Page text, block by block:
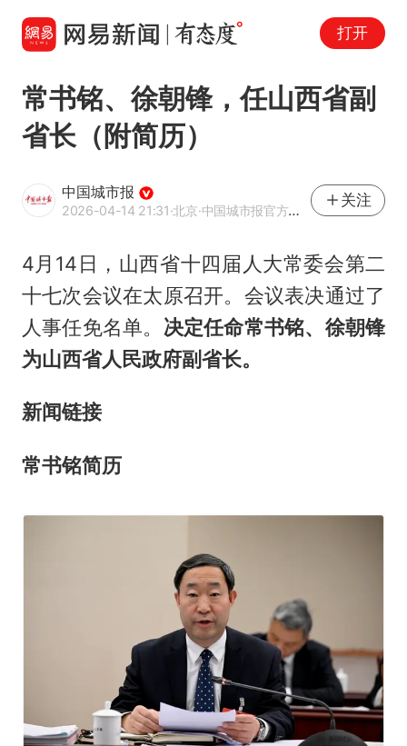
打开
常书铭、徐朝锋，任山西省副
省长（附简历）
中国城市报
2026-04-14 21:31·北京·中国城市报官方网易号
关注
4月14日，山西省十四届人大常委会第二
十七次会议在太原召开。会议表决通过了
人事任免名单。 决定任命常书铭、徐朝锋
为山西省人民政府副省长。
新闻链接
常书铭简历